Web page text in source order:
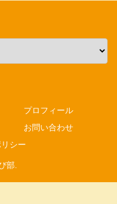
プロフィール
お問い合わせ
シー
部.